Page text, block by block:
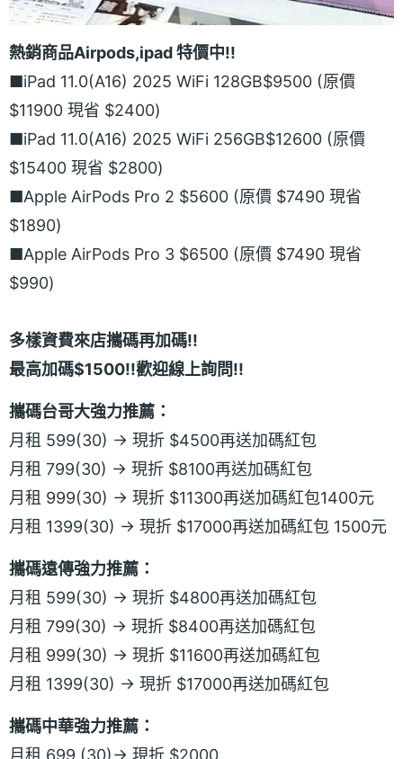
熱銷商品Airpods,ipad 特價中!!
■iPad 11.0(A16) 2025 WiFi 128GB$9500 (原價
$11900 現省 $2400)
■iPad 11.0(A16) 2025 WiFi 256GB$12600 (原價
$15400 現省 $2800)
■Apple AirPods Pro 2 $5600 (原價 $7490 現省
$1890)
■Apple AirPods Pro 3 $6500 (原價 $7490 現省
$990)
多樣資費來店攜碼再加碼!!
最高加碼$1500!!歡迎線上詢問!!
攜碼台哥大強力推薦：
月租 599(30) → 現折 $4500再送加碼紅包
月租 799(30) → 現折 $8100再送加碼紅包
月租 999(30) → 現折 $11300再送加碼紅包1400元
月租 1399(30) → 現折 $17000再送加碼紅包 1500元
攜碼遠傳強力推薦：
月租 599(30) → 現折 $4800再送加碼紅包
月租 799(30) → 現折 $8400再送加碼紅包
月租 999(30) → 現折 $11600再送加碼紅包
月租 1399(30) → 現折 $17000再送加碼紅包
攜碼中華強力推薦：
月租 699 (30)→ 現折 $2000